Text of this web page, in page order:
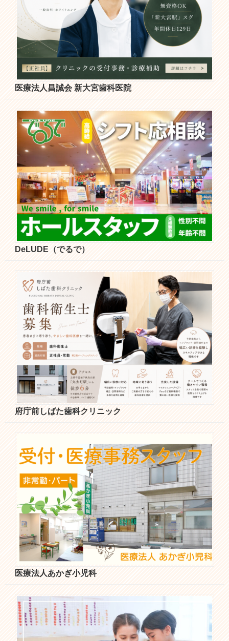
医療法人昌誠会 新大宮歯科医院
DeLUDE（でるで）
府庁前しばた歯科クリニック
医療法人あかぎ小児科